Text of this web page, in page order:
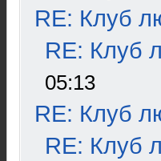
RE: Клуб
RE: Клуб
05:13
RE: Клуб
RE: Клуб